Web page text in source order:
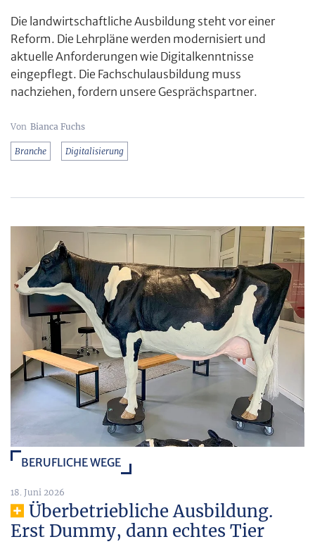
Die landwirtschaftliche Ausbildung steht vor einer
Reform. Die Lehrpläne werden modernisiert und
aktuelle Anforderungen wie Digitalkenntnisse
eingepflegt. Die Fachschulausbildung muss
nachziehen, fordern unsere Gesprächspartner.
Bianca Fuchs
Branche Digitalisierung
BERUFLICHE WEGE
18. Juni 2026
Überbetriebliche Ausbildung.
Erst Dummy, dann echtes Tier